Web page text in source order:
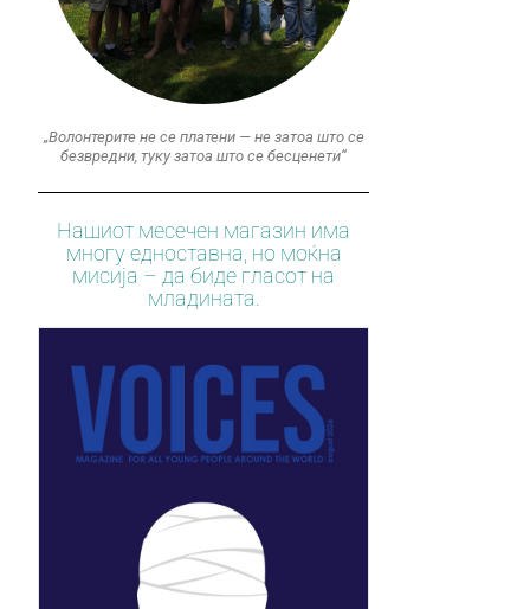
„Волонтерите не се платени — не затоа што се
безвредни, туку затоа што се бесценети“
Нашиот месечен магазин има
многу едноставна, но моќна
мисија – да биде гласот на
младината.